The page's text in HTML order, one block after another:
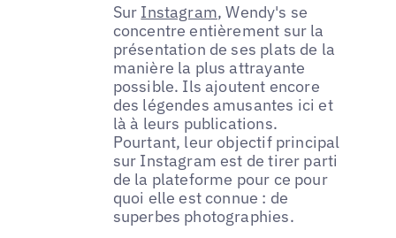
Sur Instagram, Wendy's se
concentre entièrement sur la
présentation de ses plats de la
manière la plus attrayante
possible. Ils ajoutent encore
des légendes amusantes ici et
là à leurs publications.
Pourtant, leur objectif principal
sur Instagram est de tirer parti
de la plateforme pour ce pour
quoi elle est connue : de
superbes photographies.